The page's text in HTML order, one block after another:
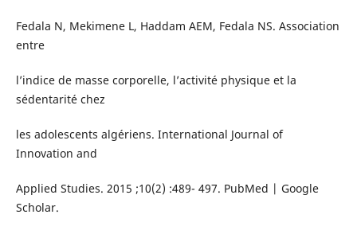
Fedala N, Mekimene L, Haddam AEM, Fedala NS. Association
entre
l’indice de masse corporelle, l’activité physique et la
sédentarité chez
les adolescents algériens. International Journal of
Innovation and
Applied Studies. 2015 ;10(2) :489- 497. PubMed | Google
Scholar.